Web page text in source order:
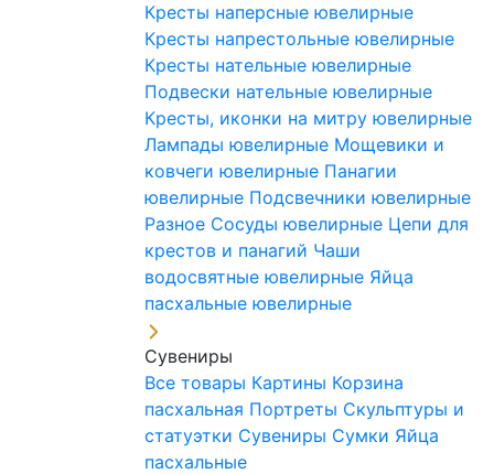
Кресты наперсные ювелирные
Кресты напрестольные ювелирные
Кресты нательные ювелирные
Подвески нательные ювелирные
Кресты, иконки на митру ювелирные
Лампады ювелирные Мощевики и
ковчеги ювелирные Панагии
ювелирные Подсвечники ювелирные
Разное Сосуды ювелирные Цепи для
крестов и панагий Чаши
водосвятные ювелирные Яйца
пасхальные ювелирные
Сувениры
Все товары Картины Корзина
пасхальная Портреты Скульптуры и
статуэтки Сувениры Сумки Яйца
пасхальные